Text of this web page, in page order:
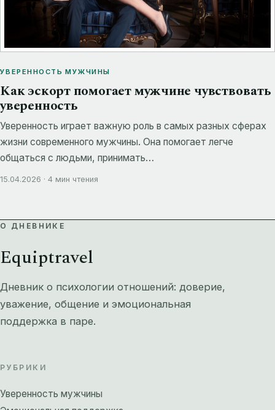
УВЕРЕННОСТЬ МУЖЧИНЫ
Как эскорт помогает мужчине чувствовать
уверенность
Уверенность играет важную роль в самых разных сферах
жизни современного мужчины. Она помогает легче
общаться с людьми, принимать…
15.04.2026 · 4 мин чтения
О ДНЕВНИКЕ
Equiptravel
Дневник о психологии отношений: доверие,
уважение, общение и эмоциональная
поддержка в паре.
РУБРИКИ
Уверенность мужчины